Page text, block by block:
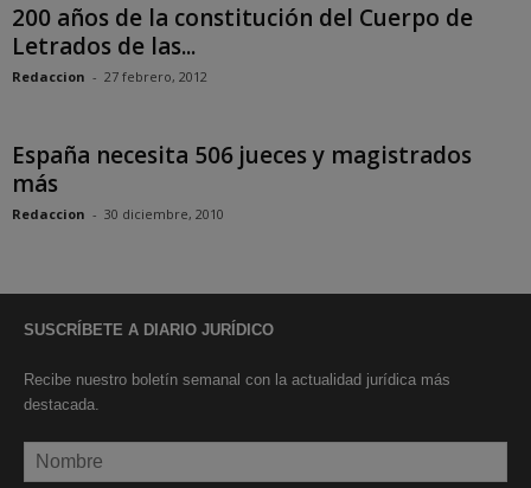
200 años de la constitución del Cuerpo de
Letrados de las...
Redaccion - 27 febrero, 2012
España necesita 506 jueces y magistrados
más
Redaccion - 30 diciembre, 2010
SUSCRÍBETE A DIARIO JURÍDICO
Recibe nuestro boletín semanal con la actualidad jurídica más
destacada.